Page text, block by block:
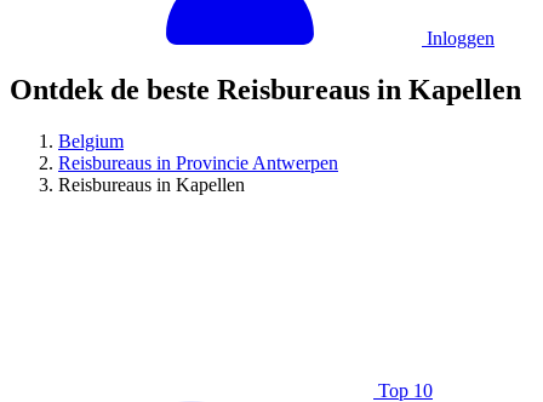
Inloggen
Ontdek de beste Reisbureaus in Kapellen
Belgium
Reisbureaus in Provincie Antwerpen
Reisbureaus in Kapellen
Top 10